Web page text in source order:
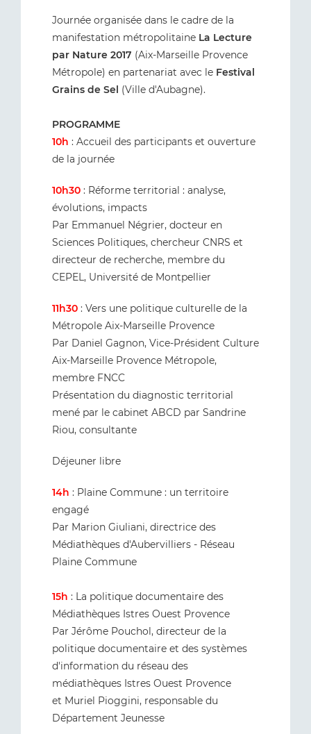
Journée organisée dans le cadre de la
manifestation métropolitaine La Lecture
par Nature 2017 (Aix-Marseille Provence
Métropole) en partenariat avec le Festival
Grains de Sel (Ville d'Aubagne).
PROGRAMME
10h : Accueil des participants et ouverture
de la journée
10h30 : Réforme territorial : analyse,
évolutions, impacts
Par Emmanuel Négrier, docteur en
Sciences Politiques, chercheur CNRS et
directeur de recherche, membre du
CEPEL, Université de Montpellier
11h30 : Vers une politique culturelle de la
Métropole Aix-Marseille Provence
Par Daniel Gagnon, Vice-Président Culture
Aix-Marseille Provence Métropole,
membre FNCC
Présentation du diagnostic territorial
mené par le cabinet ABCD par Sandrine
Riou, consultante
Déjeuner libre
14h : Plaine Commune : un territoire
engagé
Par Marion Giuliani, directrice des
Médiathèques d'Aubervilliers - Réseau
Plaine Commune
15h : La politique documentaire des
Médiathèques Istres Ouest Provence
Par Jérôme Pouchol, directeur de la
politique documentaire et des systèmes
d'information du réseau des
médiathèques Istres Ouest Provence
et Muriel Pioggini, responsable du
Département Jeunesse